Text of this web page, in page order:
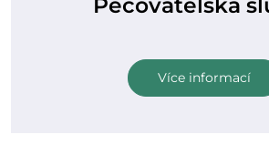
Více informací